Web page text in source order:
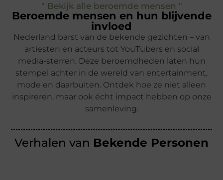
" Bekijk alle beroemde mensen "
Beroemde mensen en hun blijvende
invloed
Nederland barst van de bekende gezichten – van
artiesten en acteurs tot YouTubers en social
media-sterren. Deze beroemdheden laten hun
stempel achter in de wereld van entertainment,
mode en daarbuiten. Ontdek hoe ze niet alleen
inspireren, maar ook écht impact hebben op onze
samenleving.
Verhalen van Bekende Personen